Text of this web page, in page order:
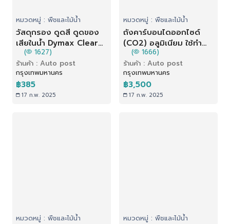
หมวดหมู่ : พืชและไม้น้ำ
วัสดุกรอง ดูดสี ดูดของ
เสียในน้ำ Dymax Clear
Mix (100 ml)
( 1627)
ร้านค้า : Auto post
กรุงเทพมหานคร
฿385
17 ก.พ. 2025
หมวดหมู่ : พืชและไม้น้ำ
ถังคาร์บอนไดออกไซด์
(CO2) อลูมิเนียม ใช้ทำ
โซดา เกลียว CGA320 (4
L)
( 1666)
ร้านค้า : Auto post
กรุงเทพมหานคร
฿3,500
17 ก.พ. 2025
หมวดหมู่ : พืชและไม้น้ำ หมวดหมู่ : พืชและไม้น้ำ